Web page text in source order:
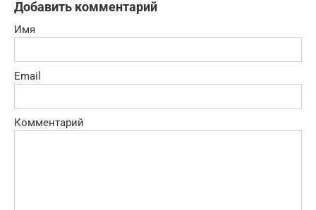
Добавить комментарий
Имя
Email
Комментарий